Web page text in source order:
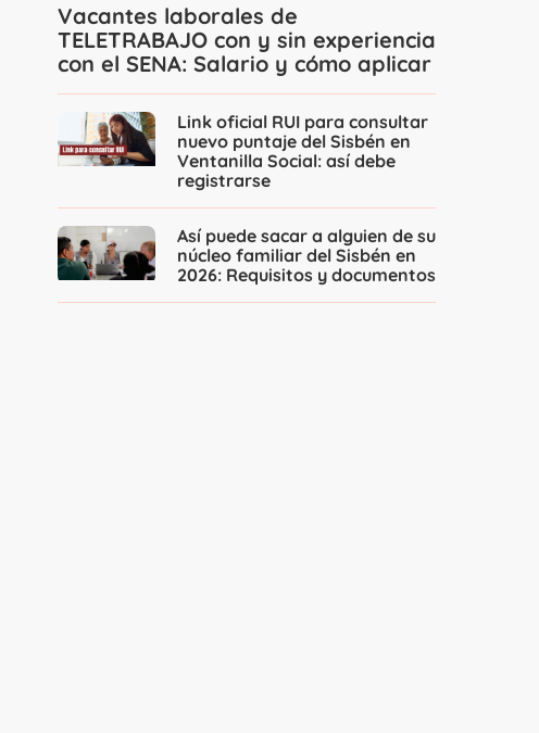
Vacantes laborales de
TELETRABAJO con y sin experiencia
con el SENA: Salario y cómo aplicar
Link oficial RUI para consultar
nuevo puntaje del Sisbén en
Ventanilla Social: así debe
registrarse
Así puede sacar a alguien de su
núcleo familiar del Sisbén en
2026: Requisitos y documentos